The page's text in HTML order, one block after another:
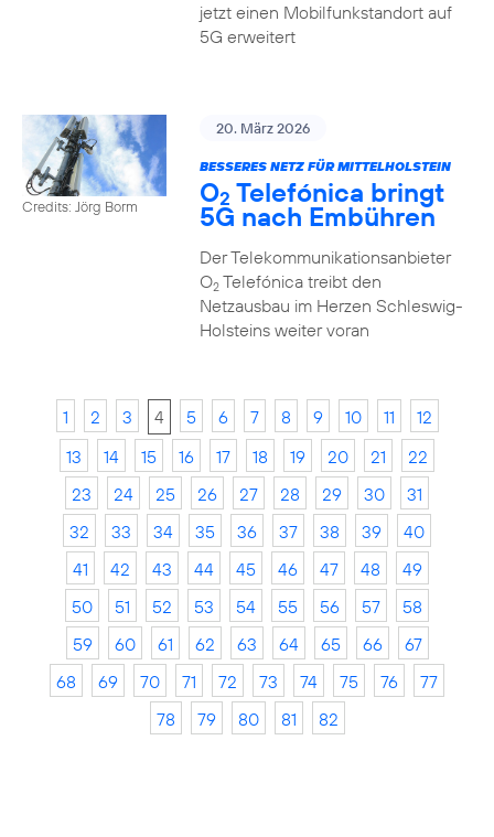
jetzt einen Mobilfunkstandort auf
5G erweitert
Credits: Jörg Borm
20. März 2026
BESSERES NETZ FÜR MITTELHOLSTEIN
O2 Telefónica bringt
5G nach Embühren
Der Telekommunikationsanbieter
O2Telefónica treibt den
Netzausbau im Herzen Schleswig-
Holsteins weiter voran
1 2 3 4 5 6 7 8 9 10 11
12
13
14 15 16 17 18 19 20 21
22
23
24 25 26 27 28 29 30
31
32
33 34 35 36 37 38 39
40
41
42 43 44 45 46 47 48
49
50
51 52 53 54 55 56 57
58
59
60 61 62 63 64 65 66
67
68
69 70 71 72 73 74 75 76
77
78
79 80 81 82